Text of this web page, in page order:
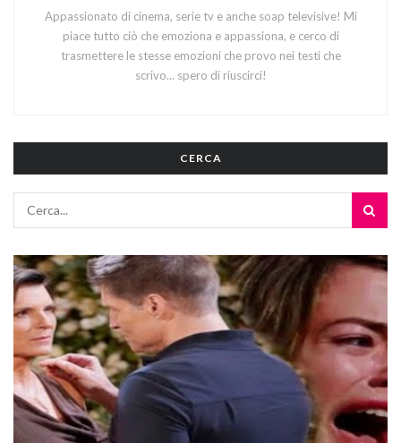
Appassionato di cinema, serie tv e anche soap televisive! Mi
piace tutto ciò che emoziona e appassiona, e cerco di
trasmettere le stesse emozioni che provo nei testi che
scrivo... spero di riuscirci!
CERCA